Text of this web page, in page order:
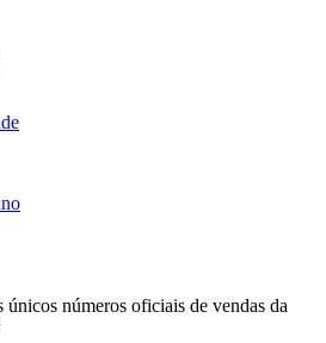
únicos números oficiais de vendas da